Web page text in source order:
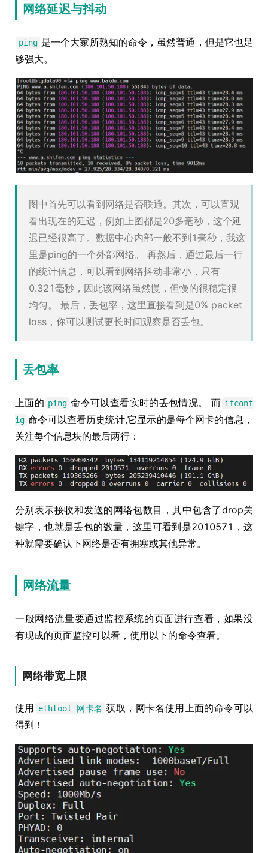
网络延迟与抖动
ping 是一个大家所熟知的命令，虽然普通，但是它也足
够强大。
图中首先可以看到网络是否联通。其次，可以直观
看出现在的延迟，例如上图都是20多毫秒，这个延
迟已经很高了。数据中心内部一般不到1毫秒，我这
里是ping的一个外部网络。 再然后，通过最后一行
的统计信息，可以看到网络抖动非常小，只有
0.321毫秒，因此该网络虽然慢，但慢的很稳定很
均匀。 最后，丢包率，这里直接看到是0% packet
loss，你可以测试更长时间观察是否丢包。
丢包率
上面的 ping 命令可以查看实时的丢包情况。 而 ifconf
ig 命令可以查看历史统计,它显示的是每个网卡的信息，
关注每个信息块的最后两行：
分别表示接收和发送的网络包数目，其中包含了drop关
键字，也就是丢包的数量，这里可看到是2010571，这
种就需要确认下网络是否有拥塞或其他异常。
网络流量
一般网络流量要通过监控系统的页面进行查看，如果没
有现成的页面监控可以看，使用以下的命令查看。
网络带宽上限
使用 ethtool 网卡名 获取，网卡名使用上面的命令可以
得到！